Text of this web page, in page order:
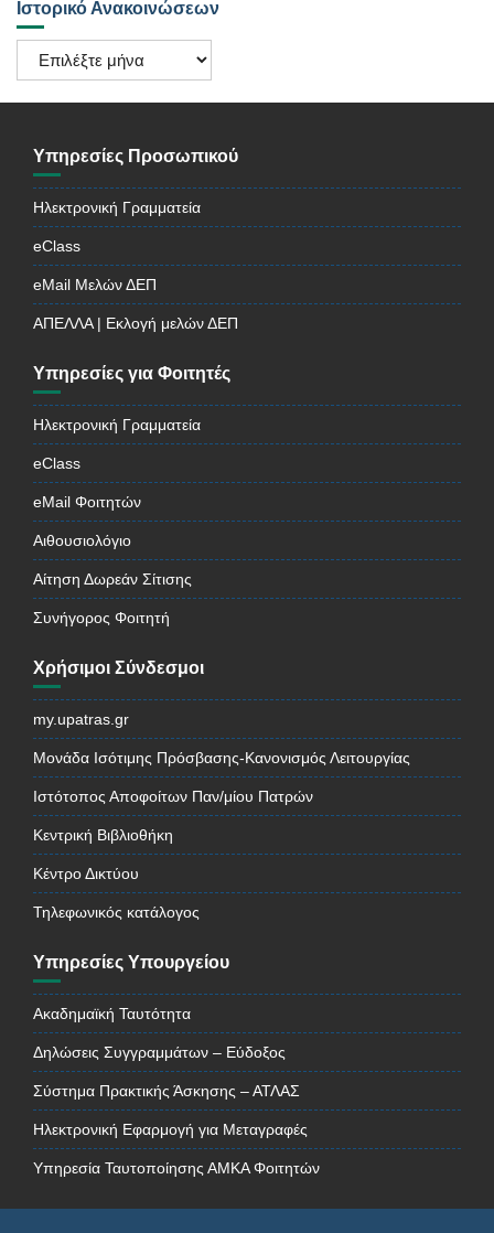
Ιστορικό Ανακοινώσεων
Ιστορικό
Ανακοινώσεων
Υπηρεσίες Προσωπικού
Ηλεκτρονική Γραμματεία
eClass
eMail Μελών ΔΕΠ
ΑΠΕΛΛΑ | Εκλογή μελών ΔΕΠ
Υπηρεσίες για Φοιτητές
Ηλεκτρονική Γραμματεία
eClass
eMail Φοιτητών
Αιθουσιολόγιο
Αίτηση Δωρεάν Σίτισης
Συνήγορος Φοιτητή
Χρήσιμοι Σύνδεσμοι
my.upatras.gr
Μονάδα Ισότιμης Πρόσβασης-Κανονισμός Λειτουργίας
Ιστότοπος Αποφοίτων Παν/μίου Πατρών
Κεντρική Βιβλιοθήκη
Κέντρο Δικτύου
Τηλεφωνικός κατάλογος
Υπηρεσίες Υπουργείου
Ακαδημαϊκή Ταυτότητα
Δηλώσεις Συγγραμμάτων – Εύδοξος
Σύστημα Πρακτικής Άσκησης – ΑΤΛΑΣ
Ηλεκτρονική Εφαρμογή για Μεταγραφές
Υπηρεσία Ταυτοποίησης ΑΜΚΑ Φοιτητών